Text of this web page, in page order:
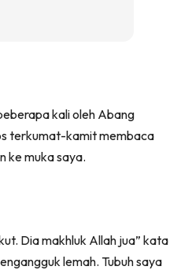
kali oleh Abang
terkumat-kamit membaca
ke muka saya.
Dia makhluk Allah jua” kata
lemah. Tubuh saya